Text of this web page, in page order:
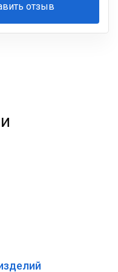
отзыв